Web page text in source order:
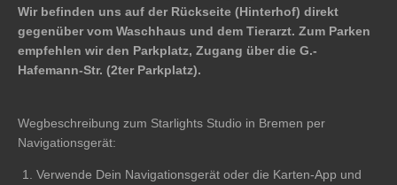
Wir befinden uns auf der Rückseite (Hinterhof) direkt
gegenüber vom Waschhaus und dem Tierarzt. Zum Parken
empfehlen wir den Parkplatz, Zugang über die G.-
Hafemann-Str. (2ter Parkplatz).
Wegbeschreibung zum Starlights Studio in Bremen per
Navigationsgerät:
Verwende Dein Navigationsgerät oder die Karten-App und